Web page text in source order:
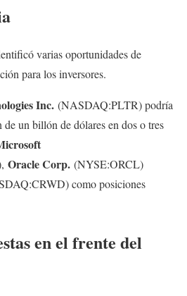
varias oportunidades de
para los inversores.
Inc. (NASDAQ:PLTR) podría
un billón de dólares en dos o tres
Oracle Corp. (NYSE:ORCL)
como posiciones
en el frente del